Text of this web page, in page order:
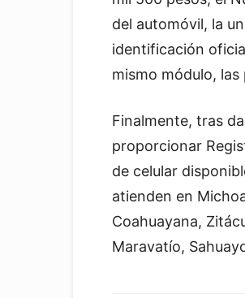
del automóvil, la
identificación
mismo módulo,
Finalmente, tras
proporcionar
de celular
atienden en
Coahuayana,
Maravatío,